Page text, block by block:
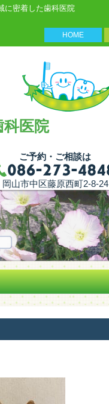
に密着した歯科医院
HOME
科医院
ご予約・ご相談は
岡山市中区藤原西町2-8-24